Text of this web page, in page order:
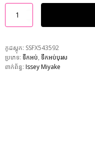
កូដស្តុក: SSFX543592
ប្រភេទ: ទឹកអប់, ទឹកអប់បុរស
ពាក់ព័ន្ធ: Issey Miyake